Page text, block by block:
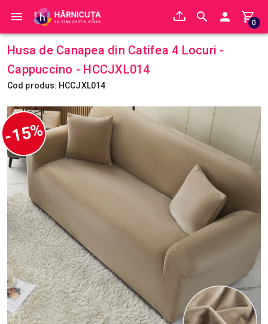
0
Husa de Canapea din Catifea 4 Locuri -
Cappuccino - HCCJXL014
Cod produs: HCCJXL014
-15%